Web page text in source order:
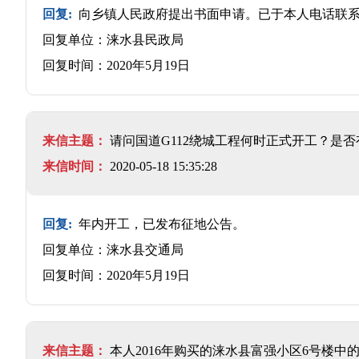
回复: 向乡镇人民政府提出书面申请。已于本人电话联
回复单位：涞水县民政局
回复时间：2020年5月19日
来信主题： 请问国道G112绕城工程何时正式开工？是
来信时间：
2020-05-18 15:35:28
回复: 年内开工，已发布征地公告。
回复单位：涞水县交通局
回复时间：2020年5月19日
来信主题： 本人2016年购买的涞水县富强小区6号楼中